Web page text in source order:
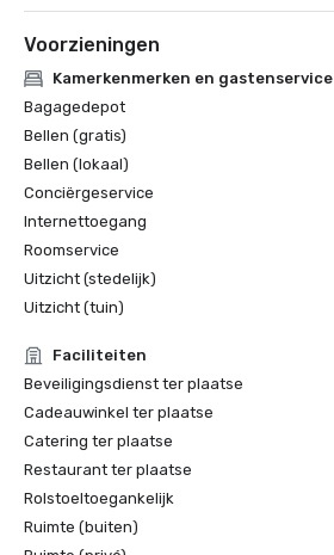
Voorzieningen
Kamerkenmerken en gastenservice
Bagagedepot
Bellen (gratis)
Bellen (lokaal)
Conciërgeservice
Internettoegang
Roomservice
Uitzicht (stedelijk)
Uitzicht (tuin)
Faciliteiten
Beveiligingsdienst ter plaatse
Cadeauwinkel ter plaatse
Catering ter plaatse
Restaurant ter plaatse
Rolstoeltoegankelijk
Ruimte (buiten)